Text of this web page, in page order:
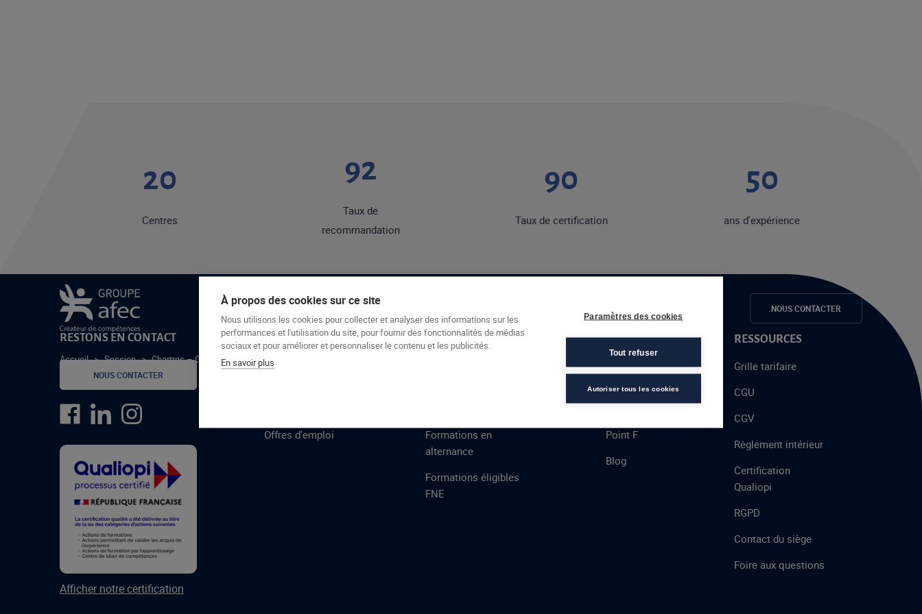
Le groupe Afec Formations Espace candidats NOUS CONTACTER
Accueil > Session > Chartres – CRCD – 11/20
20
Centres
92
Taux de
recommandation
90
Taux de certification
50
ans d'expérience
RESTONS EN CONTACT
NOUS CONTACTER
Afficher notre certification
GROUPE AFEC
Formations
Offres d'emploi
PRESTATIONS
Formations en
alternance
Formations éligibles
FNE
À PROPOS
Talent
Point F
Blog
RESSOURCES
Grille tarifaire
CGU
CGV
Règlement intérieur
Certification
Qualiopi
RGPD
Contact du siège
Foire aux questions
À propos des cookies sur ce site
Nous utilisons les cookies pour collecter et analyser des informations sur les
performances et l'utilisation du site, pour fournir des fonctionnalités de médias
sociaux et pour améliorer et personnaliser le contenu et les publicités.
En savoir plus
Paramètres des cookies
Tout refuser
Autoriser tous les cookies